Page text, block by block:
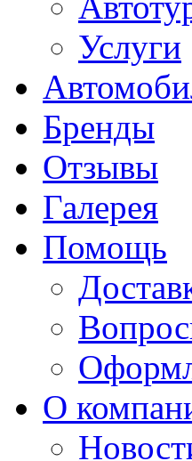
Услуги
Бренды
Отзывы
Галерея
Помощь
О